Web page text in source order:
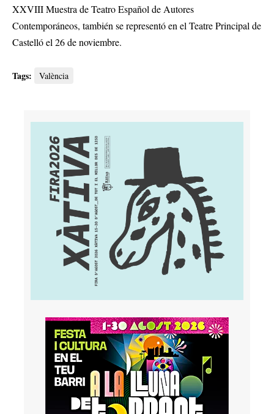
XXVIII Muestra de Teatro Español de Autores
Contemporáneos, también se representó en el Teatre Principal de
Castelló el 26 de noviembre.
Tags: València